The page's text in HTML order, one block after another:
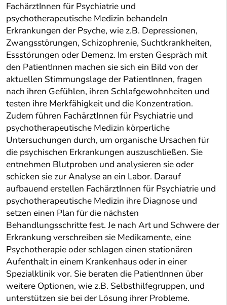
FachärztInnen für Psychiatrie und
psychotherapeutische Medizin behandeln
Erkrankungen der Psyche, wie z.B. Depressionen,
Zwangsstörungen, Schizophrenie, Suchtkrankheiten,
Essstörungen oder Demenz. Im ersten Gespräch mit
den PatientInnen machen sie sich ein Bild von der
aktuellen Stimmungslage der PatientInnen, fragen
nach ihren Gefühlen, ihren Schlafgewohnheiten und
testen ihre Merkfähigkeit und die Konzentration.
Zudem führen FachärztInnen für Psychiatrie und
psychotherapeutische Medizin körperliche
Untersuchungen durch, um organische Ursachen für
die psychischen Erkrankungen auszuschließen. Sie
entnehmen Blutproben und analysieren sie oder
schicken sie zur Analyse an ein Labor. Darauf
aufbauend erstellen FachärztInnen für Psychiatrie und
psychotherapeutische Medizin ihre Diagnose und
setzen einen Plan für die nächsten
Behandlungsschritte fest. Je nach Art und Schwere der
Erkrankung verschreiben sie Medikamente, eine
Psychotherapie oder schlagen einen stationären
Aufenthalt in einem Krankenhaus oder in einer
Spezialklinik vor. Sie beraten die PatientInnen über
weitere Optionen, wie z.B. Selbsthilfegruppen, und
unterstützen sie bei der Lösung ihrer Probleme.